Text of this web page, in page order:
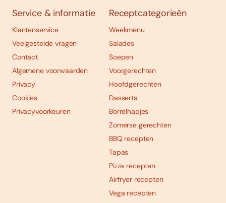
Service & informatie
Klantenservice
Veelgestelde vragen
Contact
Algemene voorwaarden
Privacy
Cookies
Privacyvoorkeuren
Receptcategorieën
Weekmenu
Salades
Soepen
Voorgerechten
Hoofdgerechten
Desserts
Borrelhapjes
Zomerse gerechten
BBQ recepten
Tapas
Pizza recepten
Airfryer recepten
Vega recepten